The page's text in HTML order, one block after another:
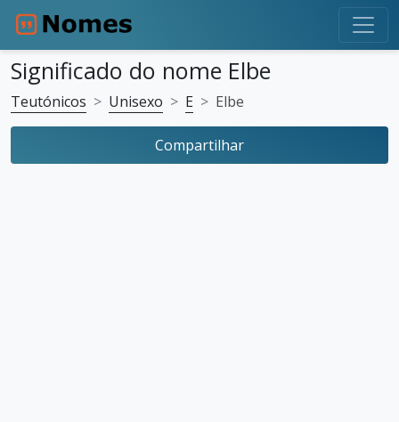
Significado do nome Elbe
Teutónicos Unisexo E Elbe
Compartilhar